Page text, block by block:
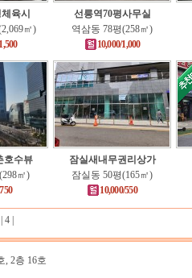
육시
㎡)
선릉역70평사무실
역삼동 78평(258㎡)
10,000/1,000
호수뷰
㎡)
잠실새내무권리상가
잠실동 50평(165㎡)
10,000/550
4|
, 2층 16호